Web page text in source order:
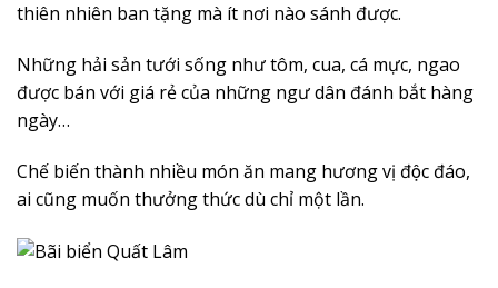
thiên nhiên ban tặng mà ít nơi nào sánh được.
Những hải sản tưới sống như tôm, cua, cá mực, ngao
được bán với giá rẻ của những ngư dân đánh bắt hàng
ngày…
Chế biến thành nhiều món ăn mang hương vị độc đáo,
ai cũng muốn thưởng thức dù chỉ một lần.